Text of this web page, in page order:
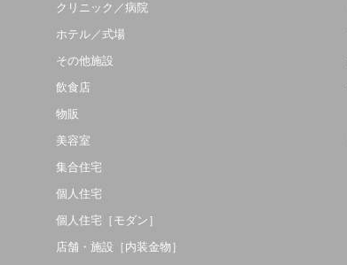
クリニック／病院
ホテル／式場
その他施設
飲食店
物販
美容室
集合住宅
個人住宅
個人住宅［モダン］
店舗・施設［内装金物］